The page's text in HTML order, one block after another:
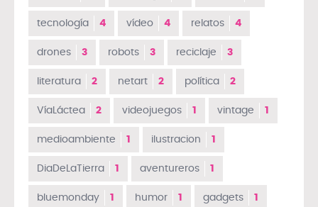
tecnología 4 vídeo 4 relatos 4
drones 3 robots 3 reciclaje 3
literatura 2 netart 2 política 2
VíaLáctea 2 videojuegos 1 vintage 1
medioambiente 1 ilustracion 1
DiaDeLaTierra 1 aventureros 1
bluemonday 1 humor 1 gadgets 1